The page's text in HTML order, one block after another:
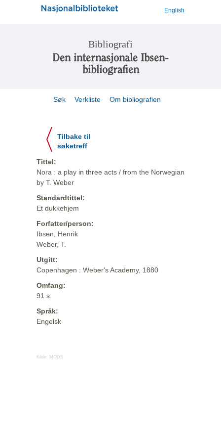
English
Bibliografi
Den internasjonale Ibsen-
bibliografien
Søk Verkliste Om bibliografien
Tilbake til
søketreff
Tittel:
Nora : a play in three acts / from the Norwegian
by T. Weber
Standardtittel:
Et dukkehjem
Forfatter/person:
Ibsen, Henrik
Weber, T.
Utgitt:
Copenhagen : Weber's Academy, 1880
Omfang:
91 s.
Språk:
Engelsk
Kilde: MODS